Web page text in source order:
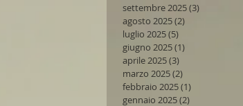
settembre 2025(3)
agosto 2025(2)
luglio 2025(5)
giugno 2025(1)
aprile 2025(3)
marzo 2025(2)
febbraio 2025(1)
gennaio 2025(2)